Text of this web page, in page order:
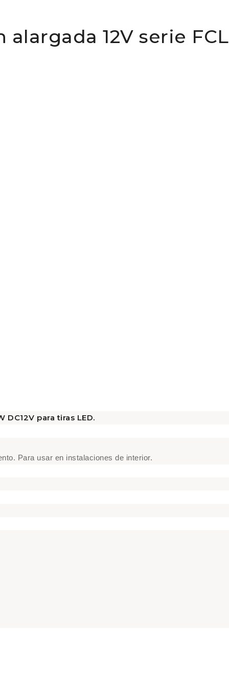
12V serie
para tiras LED.
Para usar en instalaciones de interior.